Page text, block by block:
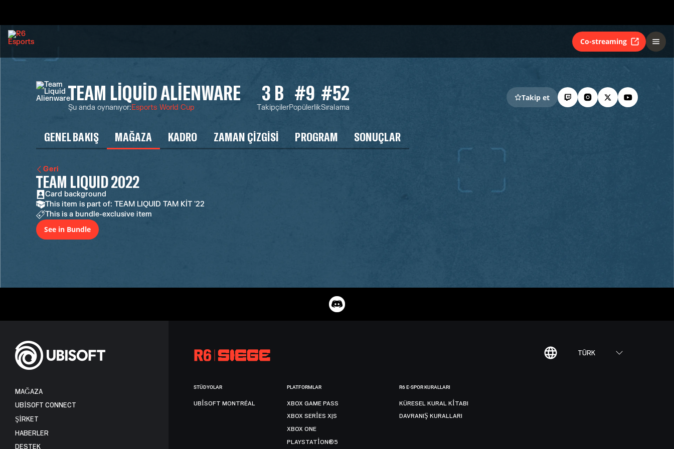
Co-streaming
TEAM LIQUID ALIENWARE
Şu anda oynanıyor:Esports World Cup
3 B
Takipçiler
#9
Popülerlik
#52
Sıralama
Takip et
GENEL BAKIŞ MAĞAZA KADRO ZAMAN ÇIZGISI PROGRAM SONUÇLAR
Geri
TEAM LIQUID 2022
Card background
This item is part of: TEAM LIQUID TAM KİT '22
This is a bundle-exclusive item
See in Bundle
TÜRK
MAĞAZA
UBISOFT CONNECT
ŞİRKET
HABERLER
DESTEK
STÜDYOLAR
UBISOFT MONTRÉAL
PLATFORMLAR
XBOX GAME PASS
XBOX SERIES X|S
XBOX ONE
PLAYSTATION®5
R6 E-SPOR KURALLARI
KÜRESEL KURAL KITABI
DAVRANIŞ KURALLARI